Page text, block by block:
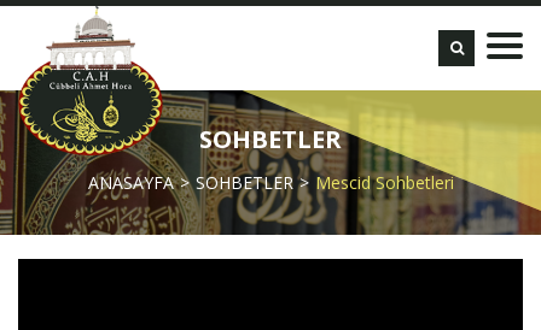
SOHBETLER
ANASAYFA SOHBETLER Mescid Sohbetleri